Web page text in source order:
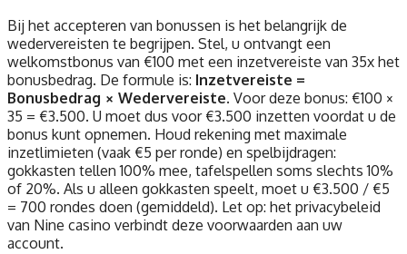
Bij het accepteren van bonussen is het belangrijk de
wedervereisten te begrijpen. Stel, u ontvangt een
welkomstbonus van €100 met een inzetvereiste van 35x het
bonusbedrag. De formule is: Inzetvereiste =
Bonusbedrag × Wedervereiste. Voor deze bonus: €100 ×
35 = €3.500. U moet dus voor €3.500 inzetten voordat u de
bonus kunt opnemen. Houd rekening met maximale
inzetlimieten (vaak €5 per ronde) en spelbijdragen:
gokkasten tellen 100% mee, tafelspellen soms slechts 10%
of 20%. Als u alleen gokkasten speelt, moet u €3.500 / €5
= 700 rondes doen (gemiddeld). Let op: het privacybeleid
van Nine casino verbindt deze voorwaarden aan uw
account.